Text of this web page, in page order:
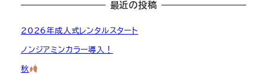
最近の投稿
2026年成人式レンタルスタート
ノンジアミンカラー導入！
秋